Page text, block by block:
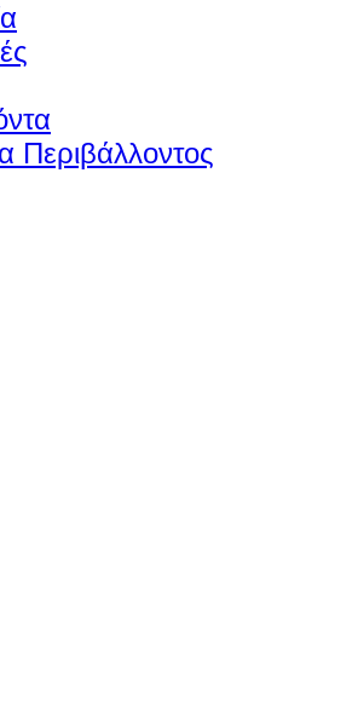
Περιβάλλοντος